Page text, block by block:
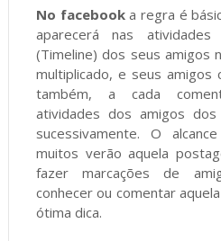
No facebooka regra é
aparecerá nas
(Timeline) dos seus amigos
multiplicado, e seus amigos
também, a cada
atividades dos amigos
sucessivamente. O
muitos verão aquela
fazer marcações de
conhecer ou comentar
ótima dica.